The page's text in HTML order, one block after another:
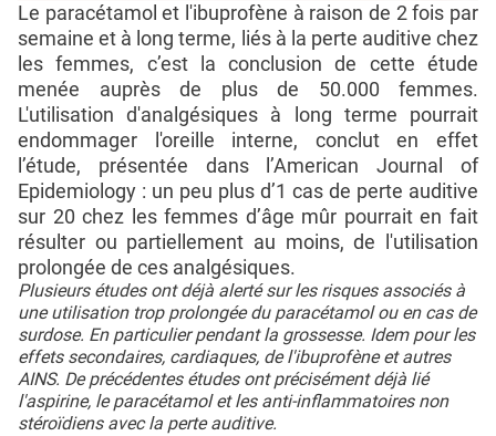
Le paracétamol et l'ibuprofène à raison de 2 fois par
semaine et à long terme, liés à la perte auditive chez
les femmes, c’est la conclusion de cette étude
menée auprès de plus de 50.000 femmes.
L'utilisation d'analgésiques à long terme pourrait
endommager l'oreille interne, conclut en effet
l’étude, présentée dans l’American Journal of
Epidemiology : un peu plus d’1 cas de perte auditive
sur 20 chez les femmes d’âge mûr pourrait en fait
résulter ou partiellement au moins, de l'utilisation
prolongée de ces analgésiques.
Plusieurs études ont déjà alerté sur les risques associés à
une utilisation trop prolongée du paracétamol ou en cas de
surdose. En particulier pendant la grossesse. Idem pour les
effets secondaires, cardiaques, de l'ibuprofène et autres
AINS. De précédentes études ont précisément déjà lié
l'aspirine, le paracétamol et les anti-inflammatoires non
stéroïdiens avec la perte auditive.